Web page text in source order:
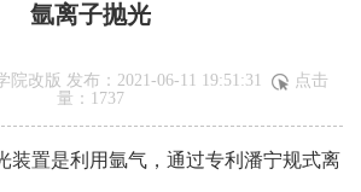
氩离子抛光
院改版 发布：2021-06-11 19:51:31
点击
量： 1737
装置是利用氩气，通过专利潘宁规式离